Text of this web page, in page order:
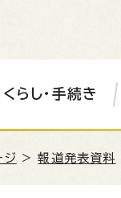
くらし・手続き
ジ >報道発表資料